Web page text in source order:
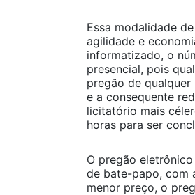
Essa modalidade
agilidade e
informatizado, o
presencial, pois
pregão de
e a consequente
licitatório mais
horas para ser
O pregão
de bate-papo, com
menor preço, o